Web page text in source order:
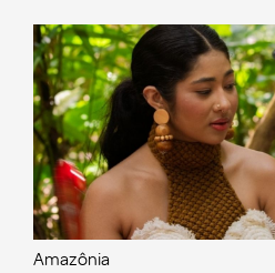
Amazônia